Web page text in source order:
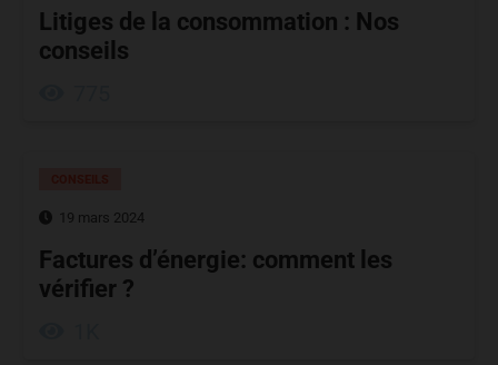
Litiges de la consommation : Nos
conseils
19 mars 2024
Factures d’énergie: comment les
vérifier ?